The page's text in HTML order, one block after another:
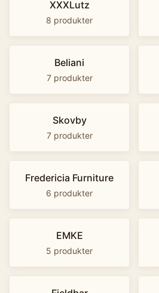
XXXLutz
8 produkter
Beliani
7 produkter
Skovby
7 produkter
Fredericia Furniture
6 produkter
EMKE
5 produkter